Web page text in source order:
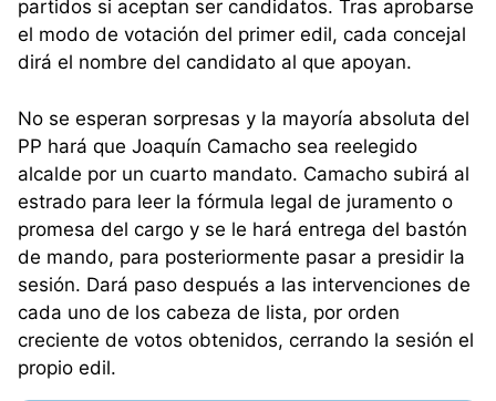
partidos si aceptan ser candidatos. Tras aprobarse
el modo de votación del primer edil, cada concejal
dirá el nombre del candidato al que apoyan.
No se esperan sorpresas y la mayoría absoluta del
PP hará que Joaquín Camacho sea reelegido
alcalde por un cuarto mandato. Camacho subirá al
estrado para leer la fórmula legal de juramento o
promesa del cargo y se le hará entrega del bastón
de mando, para posteriormente pasar a presidir la
sesión. Dará paso después a las intervenciones de
cada uno de los cabeza de lista, por orden
creciente de votos obtenidos, cerrando la sesión el
propio edil.